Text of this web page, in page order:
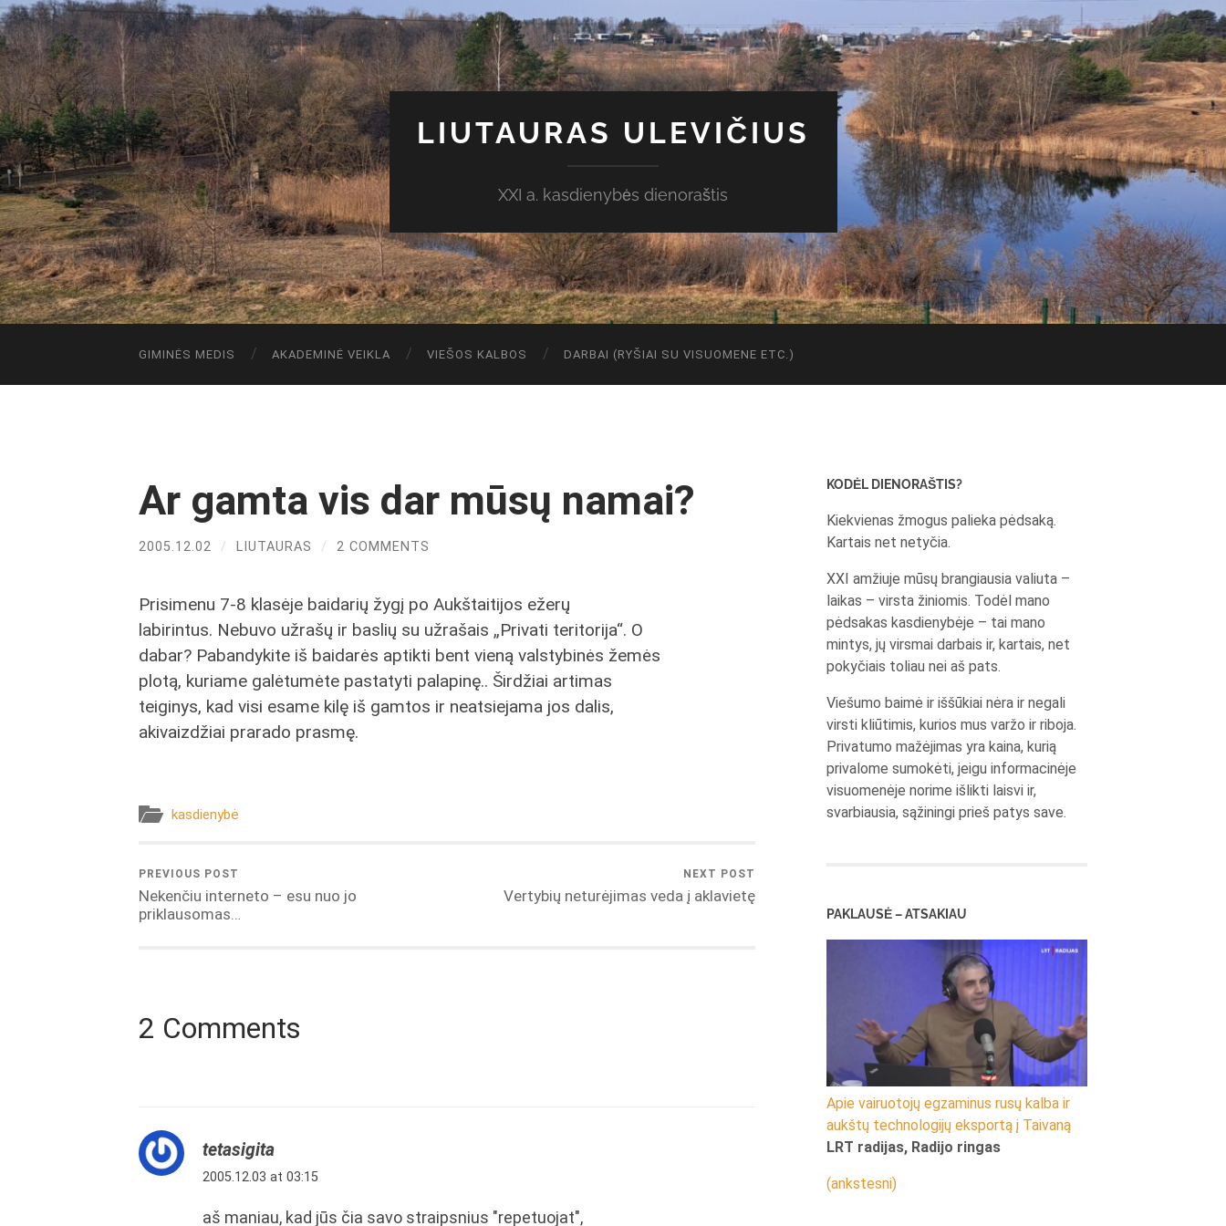
LIUTAURAS ULEVIČIUS
XXI a. kasdienybės dienoraštis
GIMINĖS MEDIS AKADEMINĖ VEIKLA VIEŠOS KALBOS DARBAI (RYŠIAI SU VISUOMENE ETC.)
Ar gamta vis dar mūsų namai?
2005.12.02 / LIUTAURAS / 2 COMMENTS
Prisimenu 7-8 klasėje baidarių žygį po Aukštaitijos ežerų
labirintus. Nebuvo užrašų ir baslių su užrašais „Privati teritorija“. O
dabar? Pabandykite iš baidarės aptikti bent vieną valstybinės žemės
plotą, kuriame galėtumėte pastatyti palapinę.. Širdžiai artimas
teiginys, kad visi esame kilę iš gamtos ir neatsiejama jos dalis,
akivaizdžiai prarado prasmę.
kasdienybė
PREVIOUS POST
Nekenčiu interneto – esu nuo jo
priklausomas…
NEXT POST
Vertybių neturėjimas veda į aklavietę
2 Comments
tetasigita
2005.12.03 at 03:15
aš maniau, kad jūs čia savo straipsnius "repetuojat",
KODĖL DIENORAŠTIS?
Kiekvienas žmogus palieka pėdsaką.
Kartais net netyčia.
XXI amžiuje mūsų brangiausia valiuta –
laikas – virsta žiniomis. Todėl mano
pėdsakas kasdienybėje – tai mano
mintys, jų virsmai darbais ir, kartais, net
pokyčiais toliau nei aš pats.
Viešumo baimė ir iššūkiai nėra ir negali
virsti kliūtimis, kurios mus varžo ir riboja.
Privatumo mažėjimas yra kaina, kurią
privalome sumokėti, jeigu informacinėje
visuomenėje norime išlikti laisvi ir,
svarbiausia, sąžiningi prieš patys save.
PAKLAUSĖ – ATSAKIAU
Apie vairuotojų egzaminus rusų kalba ir
aukštų technologijų eksportą į Taivaną
LRT radijas, Radijo ringas
(ankstesni)